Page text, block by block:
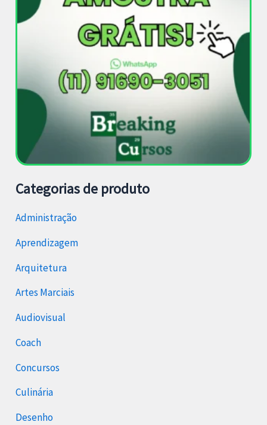
Categorias de produto
Administração
Aprendizagem
Arquitetura
Artes Marciais
Audiovisual
Coach
Concursos
Culinária
Desenho